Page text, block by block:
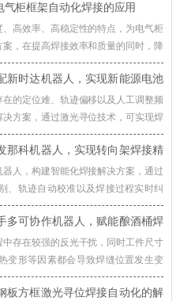
柜框架自动化焊接的应用
高效率、高稳定性的特点，为电气柜
，在提高焊接效率和质量的同时，降
新时达机器人，实现新能源电池
的定位难、轨迹偏移以及人工调整频
方案，通过激光寻位技术，可实现焊
那科机器人，实现转向架焊接精
人，构建智能化焊接解决方案，通过
、轨迹自动校准以及焊接过程实时纠
适应能力。
多可协作机器人，赋能酿酒桶焊
存在较强的反光干扰，同时工件尺寸
变形等因素都会导致焊缝位置发生变
视觉检测与智能轨迹修正技术，赋能
板方框激光寻位焊接自动化的解